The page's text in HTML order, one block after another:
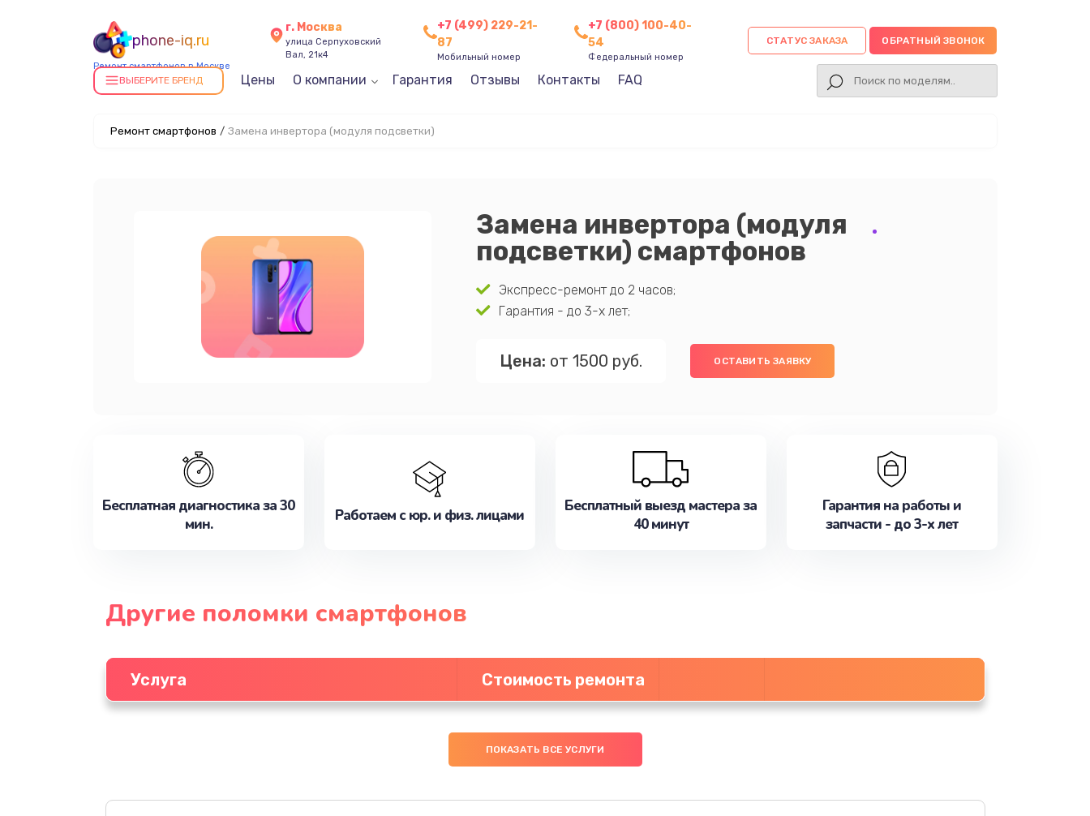
phone-iq.ru
Ремонт смартфонов в Москве
г. Москва
улица Серпуховский
Вал, 21к4
+7 (499) 229-21-
87
Мобильный номер
+7 (800) 100-40-
54
Федеральный номер
СТАТУС ЗАКАЗА ОБРАТНЫЙ ЗВОНОК
ВЫБЕРИТЕ БРЕНД Цены О компании Гарантия Отзывы Контакты FAQ
Ремонт смартфонов / Замена инвертора (модуля подсветки)
Замена инвертора (модуля
подсветки) смартфонов
Экспресс-ремонт до 2 часов;
Гарантия - до 3-х лет;
Цена: от 1500 руб. ОСТАВИТЬ ЗАЯВКУ
Бесплатная диагностика за 30
мин.
Работаем с юр. и физ. лицами
Бесплатный выезд мастера за
40 минут
Гарантия на работы и
запчасти - до 3-х лет
Другие поломки смартфонов
Услуга Стоимость ремонта
ПОКАЗАТЬ ВСЕ УСЛУГИ